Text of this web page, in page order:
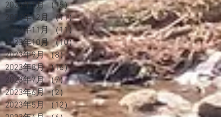
2024年1月 （15）15件の記事
2023年12月 （11）11件の記事
2023年11月 （11）11件の記事
2023年10月 （10）10件の記事
2023年9月 （8）8件の記事
2023年8月 （16）16件の記事
2023年7月 （7）7件の記事
2023年6月 （2）2件の記事
2023年5月
（12）12件の記事